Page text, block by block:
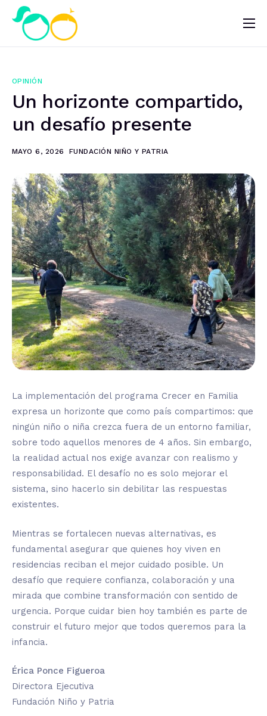
Nosotros
Noticias
¿Quieres ayudar?
OPINIÓN
Un horizonte compartido,
un desafío presente
MAYO 6, 2026 FUNDACIÓN NIÑO Y PATRIA
La implementación del programa Crecer en Familia
expresa un horizonte que como país compartimos: que
ningún niño o niña crezca fuera de un entorno familiar,
sobre todo aquellos menores de 4 años. Sin embargo,
la realidad actual nos exige avanzar con realismo y
responsabilidad. El desafío no es solo mejorar el
sistema, sino hacerlo sin debilitar las respuestas
existentes.
Mientras se fortalecen nuevas alternativas, es
fundamental asegurar que quienes hoy viven en
residencias reciban el mejor cuidado posible. Un
desafío que requiere confianza, colaboración y una
mirada que combine transformación con sentido de
urgencia. Porque cuidar bien hoy también es parte de
construir el futuro mejor que todos queremos para la
infancia.
Érica Ponce Figueroa
Directora Ejecutiva
Fundación Niño y Patria